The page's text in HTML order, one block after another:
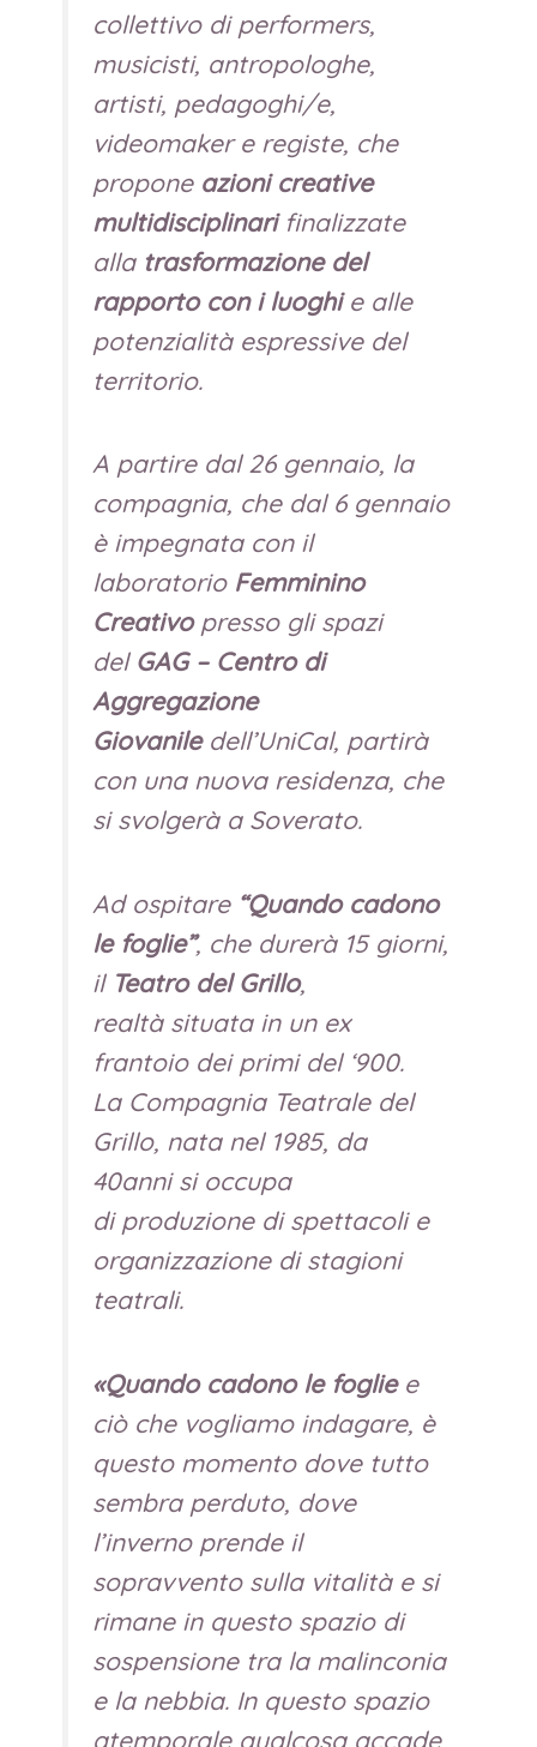
collettivo di performers,
musicisti, antropologhe,
artisti, pedagoghi/e,
videomaker e registe, che
propone azioni creative
multidisciplinarifinalizzate
alla trasformazione del
rapporto con i luoghie alle
potenzialità espressive del
territorio.
A partire dal 26 gennaio, la
compagnia, che dal 6 gennaio
è impegnata con il
laboratorio Femminino
Creativopresso gli spazi
del GAG – Centro di
Aggregazione
Giovanile dell’UniCal, partirà
con una nuova residenza, che
si svolgerà a Soverato.
Ad ospitare “Quando cadono
le foglie”, che durerà 15 giorni,
il Teatro del Grillo,
realtà situata in un ex
frantoio dei primi del ‘900.
La Compagnia Teatrale del
Grillo, nata nel 1985, da
40anni si occupa
di produzione di spettacoli e
organizzazione di stagioni
teatrali.
«Quando cadono le fogliee
ciò che vogliamo indagare, è
questo momento dove tutto
sembra perduto, dove
l’inverno prende il
sopravvento sulla vitalità e si
rimane in questo spazio di
sospensione tra la malinconia
e la nebbia. In questo spazio
atemporale qualcosa accade